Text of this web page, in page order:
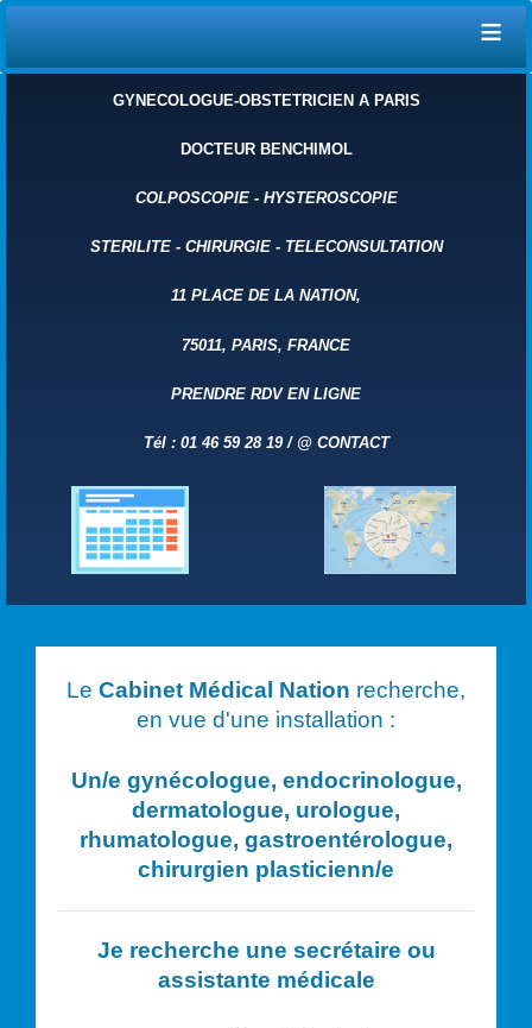
≡
GYNECOLOGUE-OBSTETRICIEN A PARIS
DOCTEUR BENCHIMOL
COLPOSCOPIE- HYSTEROSCOPIE
STERILITE- CHIRURGIE- TELECONSULTATION
11 PLACE DE LA NATION,
75011, PARIS, FRANCE
PRENDRE RDV EN LIGNE
Tél : 01 46 59 28 19 / @ CONTACT
Le Cabinet Médical Nation recherche,
en vue d'une installation :
Un/e gynécologue, endocrinologue,
dermatologue, urologue,
rhumatologue, gastroentérologue,
chirurgien plasticienn/e
Je recherche une secrétaire ou
assistante médicale